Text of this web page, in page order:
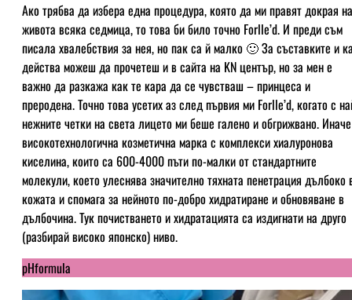
Ако трябва да избера една процедура, която да ми правят докрая на
живота всяка седмица, то това би било точно Forlle’d. И преди съм
писала хвалебствия за нея, но пак са й малко 🙂 За съставките и
действа можеш да прочетеш и в сайта на KN център, но за мен е
важно да разкажа как те кара да се чувстваш – принцеса и
преродена. Точно това усетих аз след първия ми Forlle’d, когато с
нежните четки на света лицето ми беше галено и обгрижвано.
високотехнологична козметична марка с комплекси хиалуронова
киселина, които са 600-4000 пъти по-малки от стандартните
молекули, което улеснява значително тяхната пенетрация дълбоко
кожата и спомага за нейното по-добро хидратиране и обновяване в
дълбочина. Тук почистването и хидратацията са издигнати на друго
(разбирай високо японско) ниво.
pHformula